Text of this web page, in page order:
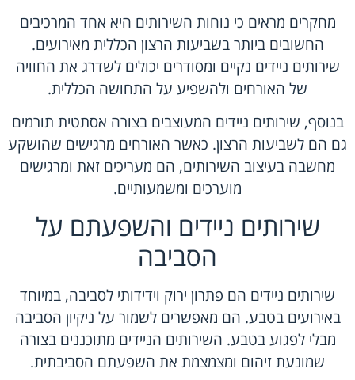
מחקרים מראים כי נוחות השירותים היא אחד המרכיבים
החשובים ביותר בשביעות הרצון הכללית מאירועים.
שירותים ניידים נקיים ומסודרים יכולים לשדרג את החוויה
של האורחים ולהשפיע על התחושה הכללית.
בנוסף, שירותים ניידים המעוצבים בצורה אסתטית תורמים
גם הם לשביעות הרצון. כאשר האורחים מרגישים שהושקע
מחשבה בעיצוב השירותים, הם מעריכים זאת ומרגישים
מוערכים ומשמעותיים.
שירותים ניידים והשפעתם על
הסביבה
שירותים ניידים הם פתרון ירוק וידידותי לסביבה, במיוחד
באירועים בטבע. הם מאפשרים לשמור על ניקיון הסביבה
מבלי לפגוע בטבע. השירותים הניידים מתוכננים בצורה
שמונעת זיהום ומצמצמת את השפעתם הסביבתית.